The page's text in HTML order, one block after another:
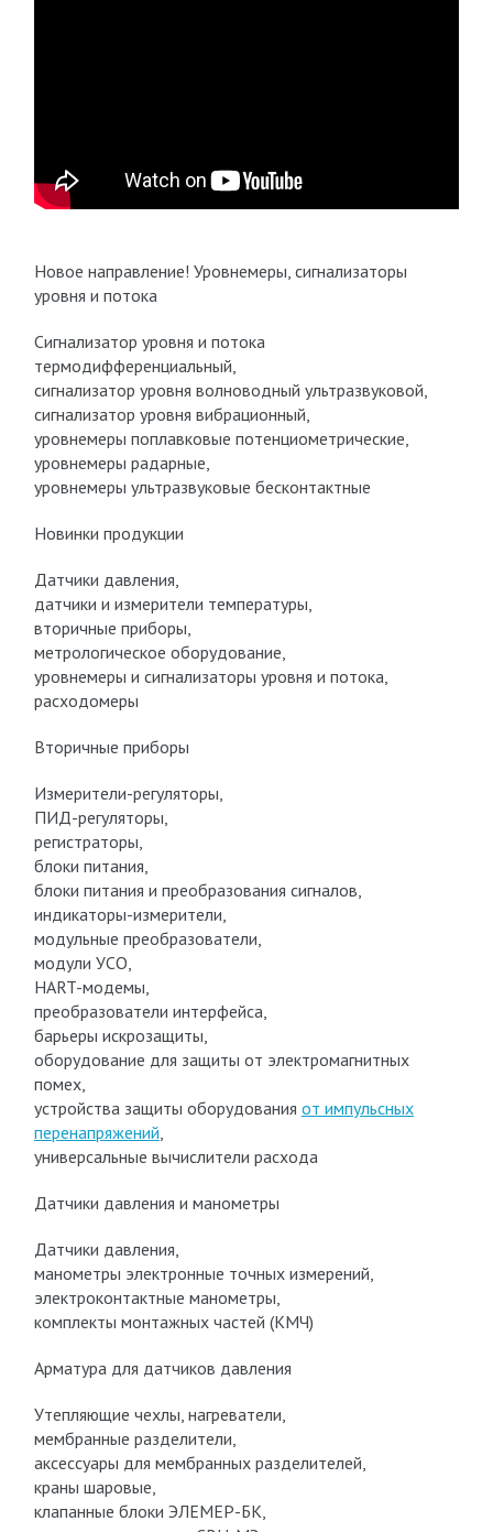
Новое направление! Уровнемеры, сигнализаторы
уровня и потока
Сигнализатор уровня и потока
термодифференциальный,
сигнализатор уровня волноводный ультразвуковой,
сигнализатор уровня вибрационный,
уровнемеры поплавковые потенциометрические,
уровнемеры радарные,
уровнемеры ультразвуковые бесконтактные
Новинки продукции
Датчики давления,
датчики и измерители температуры,
вторичные приборы,
метрологическое оборудование,
уровнемеры и сигнализаторы уровня и потока,
расходомеры
Вторичные приборы
Измерители-регуляторы,
ПИД-регуляторы,
регистраторы,
блоки питания,
блоки питания и преобразования сигналов,
индикаторы-измерители,
модульные преобразователи,
модули УСО,
HART-модемы,
преобразователи интерфейса,
барьеры искрозащиты,
оборудование для защиты от электромагнитных
помех,
устройства защиты оборудования от импульсных
перенапряжений,
универсальные вычислители расхода
Датчики давления и манометры
Датчики давления,
манометры электронные точных измерений,
электроконтактные манометры,
комплекты монтажных частей (КМЧ)
Арматура для датчиков давления
Утепляющие чехлы, нагреватели,
мембранные разделители,
аксессуары для мембранных разделителей,
краны шаровые,
клапанные блоки ЭЛЕМЕР-БК,